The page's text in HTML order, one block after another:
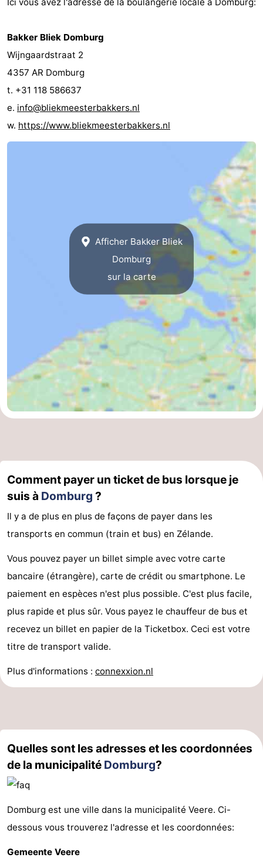
Ici vous avez l'adresse de la boulangerie locale à Domburg:
Bakker Bliek Domburg
Wijngaardstraat 2
4357 AR Domburg
t. +31 118 586637
e. info@bliekmeesterbakkers.nl
w. https://www.bliekmeesterbakkers.nl
Afficher Bakker Bliek
Domburg
sur la carte
Comment payer un ticket de bus lorsque je
suis à Domburg ?
Il y a de plus en plus de façons de payer dans les
transports en commun (train et bus) en Zélande.
Vous pouvez payer un billet simple avec votre carte
bancaire (étrangère), carte de crédit ou smartphone. Le
paiement en espèces n'est plus possible. C'est plus facile,
plus rapide et plus sûr. Vous payez le chauffeur de bus et
recevez un billet en papier de la Ticketbox. Ceci est votre
titre de transport valide.
Plus d'informations : connexxion.nl
Quelles sont les adresses et les coordonnées
de la municipalité Domburg?
Domburg est une ville dans la municipalité Veere. Ci-
dessous vous trouverez l'adresse et les coordonnées:
Gemeente Veere